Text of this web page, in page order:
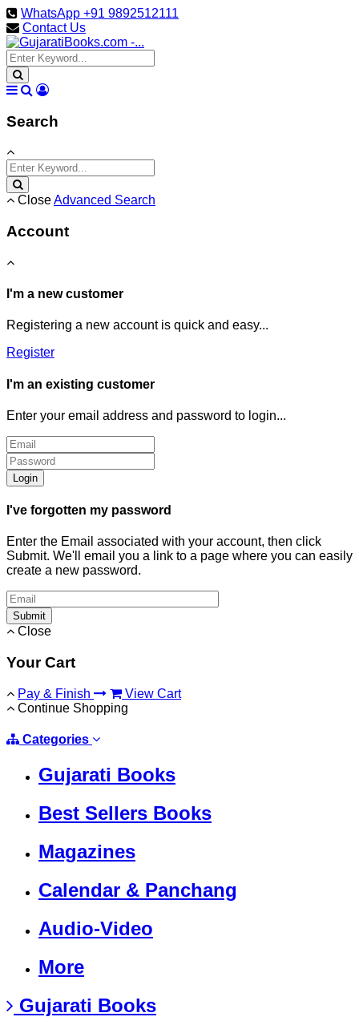
WhatsApp +91 9892512111
Contact Us
Search
CloseAdvanced Search
Account
I'm a new customer
Registering a new account is quick and easy...
Register
I'm an existing customer
Enter your email address and password to login...
Login
I've forgotten my password
Enter the Email associated with your account, then click
Submit. We'll email you a link to a page where you can easily
create a new password.
Submit
Close
Your Cart
Pay & Finish
View Cart
Continue Shopping
Categories
Gujarati Books
Best Sellers Books
Magazines
Calendar & Panchang
Audio-Video
More
Gujarati Books